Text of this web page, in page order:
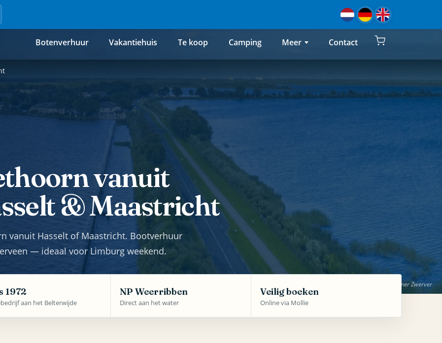
Botenverhuur Vakantiehuis Te koop Camping Meer Contact
vanuit
& Maastricht
vanuit Hasselt of Maastricht. Bootverhuur
— ideaal voor Limburg weekend.
1972
aan het Belterwijde
NP Weerribben
Direct aan het water
Veilig boeken
Online via Mollie